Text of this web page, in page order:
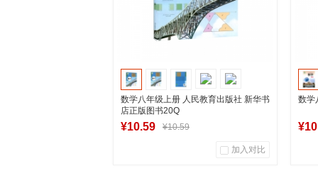
数学八年级上册 人民教育出版社 新华书
店正版图书20Q
¥10.59 ¥10.59
加入对比
数学